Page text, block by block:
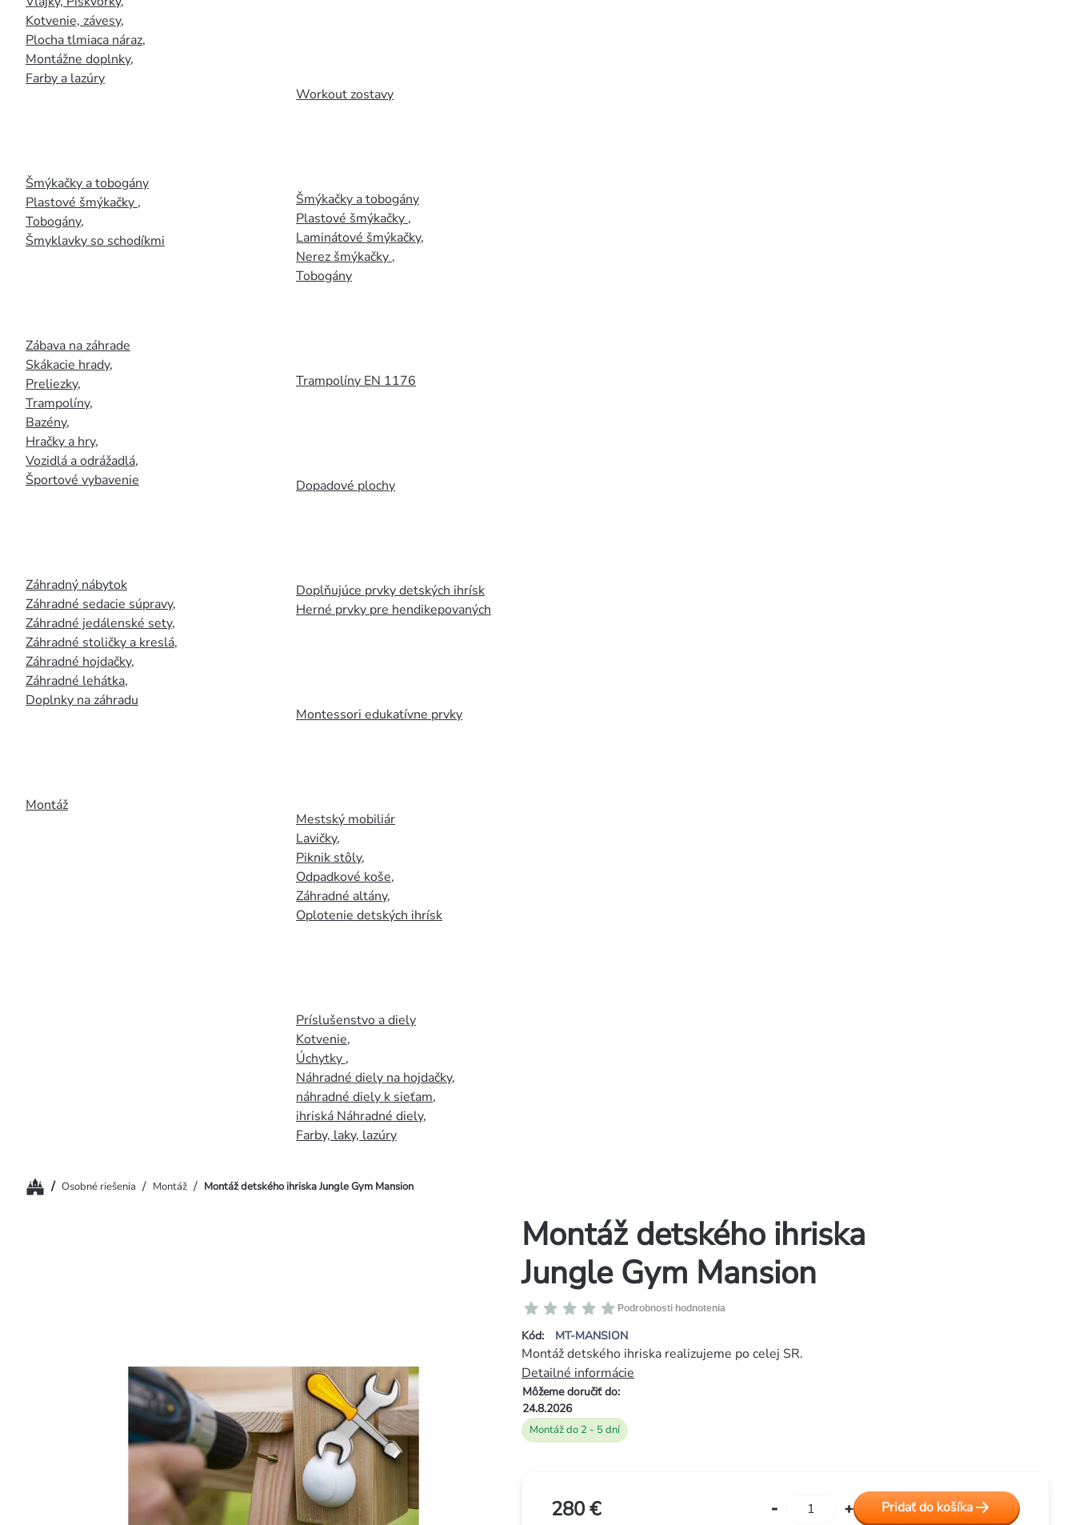
Kotvenie, závesy,
Plocha tlmiaca náraz,
Montážne doplnky,
Farby a lazúry
Šmýkačky a tobogány
Plastové šmýkačky ,
Tobogány,
Šmyklavky so schodíkmi
Zábava na záhrade
Skákacie hrady,
Preliezky,
Trampolíny,
Bazény,
Hračky a hry,
Vozidlá a odrážadlá,
Športové vybavenie
Záhradný nábytok
Záhradné sedacie súpravy,
Záhradné jedálenské sety,
Záhradné stoličky a kreslá,
Záhradné hojdačky,
Záhradné lehátka,
Doplnky na záhradu
Montáž
Workout zostavy
Šmýkačky a tobogány
Plastové šmýkačky ,
Laminátové šmýkačky,
Nerez šmýkačky ,
Tobogány
Trampolíny EN 1176
Dopadové plochy
Doplňujúce prvky detských ihrísk
Herné prvky pre hendikepovaných
Montessori edukatívne prvky
Mestský mobiliár
Lavičky,
Piknik stôly,
Odpadkové koše,
Záhradné altány,
Oplotenie detských ihrísk
Príslušenstvo a diely
Kotvenie,
Úchytky ,
Náhradné diely na hojdačky,
náhradné diely k sieťam,
ihriská Náhradné diely,
Farby, laky, lazúry
Domov
/ Osobné riešenia / Montáž / Montáž detského ihriska Jungle Gym Mansion
Montáž detského ihriska
Jungle Gym Mansion
Kód: MT-MANSION
Priemerné
hodnotenie
produktu
je
0,0
z
5
hviezdičiek.
Podrobnosti hodnotenia
Montáž do 2 - 5 dní
Môžeme doručiť do:
24.8.2026
Montáž detského ihriska realizujeme po celej SR.
Detailné informácie
280 € Pridať do košíka